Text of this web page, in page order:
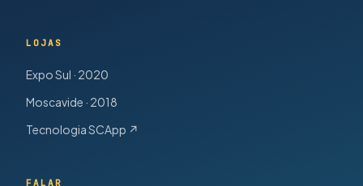
LOJAS
Expo Sul · 2020
Moscavide · 2018
Tecnologia SCApp ↗
FALAR